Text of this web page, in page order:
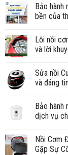
Bảo
bền của
Lỗi nồi
và lời
Sửa nồi
và đáng
Bảo
dịch vụ
Nồi Cơm
Gặp Sự